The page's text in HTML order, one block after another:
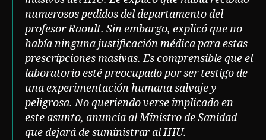
numerosos pedidos del departamento del
profesor Raoult. Sin embargo, explicó que no
había ninguna justificación médica para estas
prescripciones masivas. Es comprensible que el
laboratorio esté preocupado por ser testigo de
una experimentación humana salvaje y
peligrosa. No queriendo verse implicado en
este asunto, anuncia al Ministro de Sanidad
que dejará de suministrar al IHU.